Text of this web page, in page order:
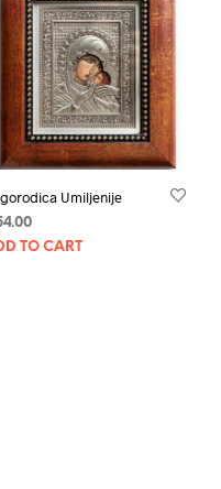
Umiljenije
TO CART